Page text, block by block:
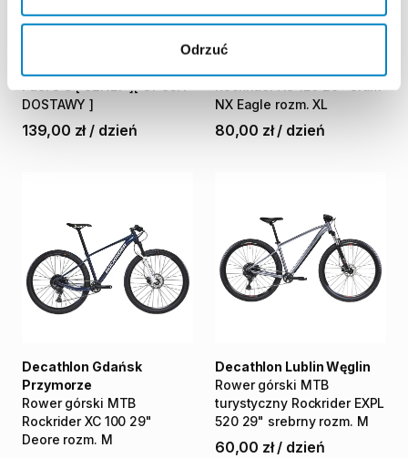
Odrzuć
DOSTAWY ]
BMS Wypożyczalnia
139,00 zł / dzień
NX Eagle rozm. XL
Przymorze
80,00 zł / dzień
Rower górski MTB
Rockrider XC 100 29"
Deore rozm. M
Decathlon Gdańsk
Przymorze
Rower górski MTB
turystyczny Rockrider EXPL
520 29" srebrny rozm. M
Decathlon Lublin Węglin
60,00 zł / dzień